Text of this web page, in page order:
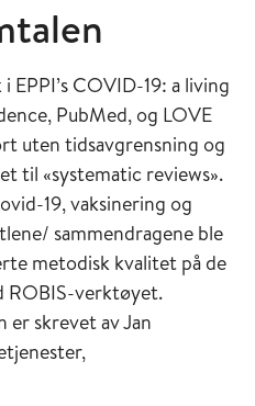
EPPI’s COVID-19: a living
PubMed, og LOVE
uten tidsavgrensning og
til «systematic reviews».
19, vaksinering og
sammendragene ble
metodisk kvalitet på de
ROBIS-verktøyet.
skrevet av Jan